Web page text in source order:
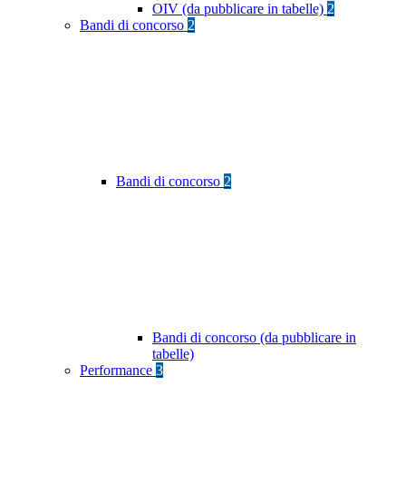
OIV (da pubblicare in tabelle) 2
Bandi di concorso 2
Bandi di concorso 2
Bandi di concorso (da pubblicare in
tabelle)
Performance 3